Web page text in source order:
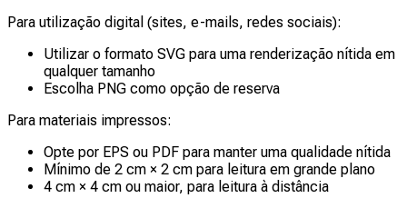
Para utilização digital (sites, e-mails, redes sociais):
Utilizar o formato SVG para uma renderização nítida em
qualquer tamanho
Escolha PNG como opção de reserva
Para materiais impressos:
Opte por EPS ou PDF para manter uma qualidade nítida
Mínimo de 2 cm × 2 cm para leitura em grande plano
4 cm × 4 cm ou maior, para leitura à distância